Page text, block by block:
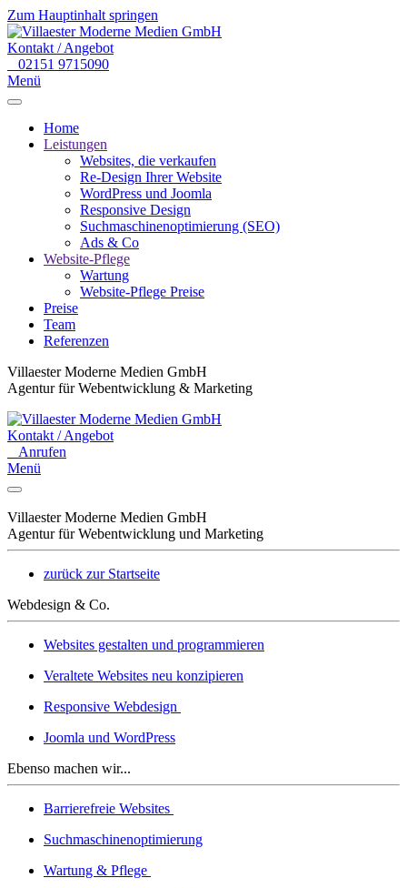
Zum Hauptinhalt springen
Kontakt / Angebot
02151 9715090
Menü
Home
Leistungen
Websites, die verkaufen
Re-Design Ihrer Website
WordPress und Joomla
Responsive Design
Suchmaschinenoptimierung (SEO)
Ads & Co
Website-Pflege
Wartung
Website-Pflege Preise
Preise
Team
Referenzen
Villaester Moderne Medien GmbH
Agentur für Webentwicklung & Marketing
Kontakt / Angebot
Anrufen
Menü
Villaester Moderne Medien GmbH
Agentur für Webentwicklung und Marketing
zurück zur Startseite
Webdesign & Co.
Websites gestalten und programmieren
Veraltete Websites neu konzipieren
Responsive Webdesign
Joomla und WordPress
Ebenso machen wir...
Barrierefreie Websites
Suchmaschinenoptimierung
Wartung & Pflege